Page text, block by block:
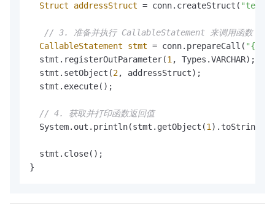
Struct
addressStruct = conn.createStruct(
// 3. 准备并执行 CallableStatement 来调用函数
CallableStatement
stmt = conn.prepareCall( "{? =
  stmt.registerOutParameter(
1, Types.VARCHAR);
  stmt.setObject(
2, addressStruct);
  stmt.execute();
// 4. 获取并打印函数返回值
  System.out.println(stmt.getObject(
1
  stmt.close();
}